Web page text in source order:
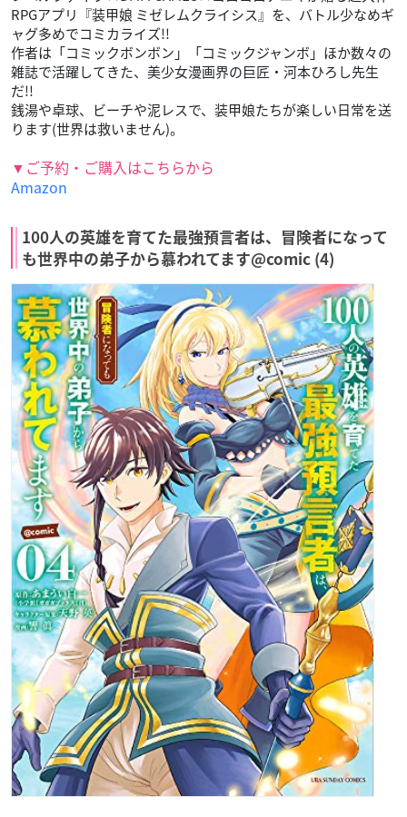
RPGアプリ『装甲娘 ミゼレムクライシス』を、バトル少なめギ
ャグ多めでコミカライズ!!
作者は「コミックボンボン」「コミックジャンボ」ほか数々の
雑誌で活躍してきた、美少女漫画界の巨匠・河本ひろし先生
だ!!
銭湯や卓球、ビーチや泥レスで、装甲娘たちが楽しい日常を送
ります(世界は救いません)。
▼ご予約・ご購入はこちらから
Amazon
100人の英雄を育てた最強預言者は、冒険者になって
も世界中の弟子から慕われてます@comic (4)